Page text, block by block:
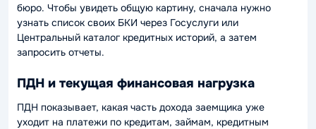
бюро. Чтобы увидеть общую картину, сначала нужно
узнать список своих БКИ через Госуслуги или
Центральный каталог кредитных историй, а затем
запросить отчеты.
ПДН и текущая финансовая нагрузка
ПДН показывает, какая часть дохода заемщика уже
уходит на платежи по кредитам, займам, кредитным